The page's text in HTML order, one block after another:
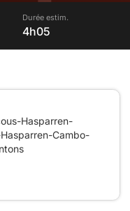
Durée estim.
4h05
Hasparren-
Cambo-